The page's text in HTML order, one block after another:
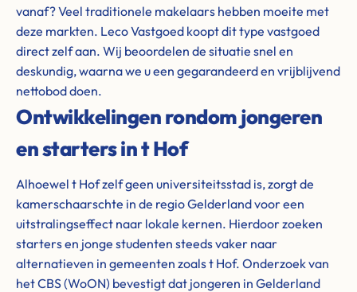
vanaf? Veel traditionele makelaars hebben moeite met
deze markten. Leco Vastgoed koopt dit type vastgoed
direct zelf aan. Wij beoordelen de situatie snel en
deskundig, waarna we u een gegarandeerd en vrijblijvend
nettobod doen.
Ontwikkelingen rondom jongeren
en starters in t Hof
Alhoewel t Hof zelf geen universiteitsstad is, zorgt de
kamerschaarschte in de regio Gelderland voor een
uitstralingseffect naar lokale kernen. Hierdoor zoeken
starters en jonge studenten steeds vaker naar
alternatieven in gemeenten zoals t Hof. Onderzoek van
het CBS (WoON) bevestigt dat jongeren in Gelderland